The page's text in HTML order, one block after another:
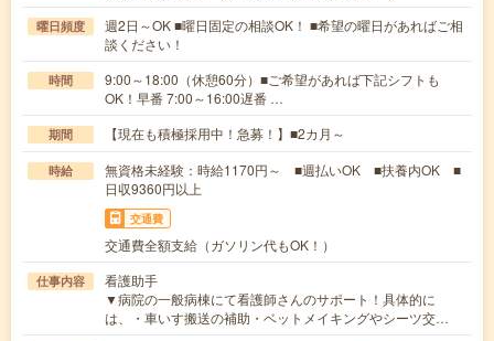
曜日頻度
週2日～OK ■曜日固定の相談OK！ ■希望の曜日があればご相
談ください！
時間
9:00～18:00（休憩60分）■ご希望があれば下記シフトも
OK！早番 7:00～16:00遅番 …
期間 【現在も積極採用中！急募！】■2カ月～
時給
無資格未経験：時給1170円～ ■週払いOK ■扶養内OK ■
日収9360円以上
交通費
交通費全額支給（ガソリン代もOK！）
仕事内容
看護助手
▼病院の一般病棟にて看護師さんのサポート！具体的に
は、・車いす搬送の補助・ベットメイキングやシーツ交…